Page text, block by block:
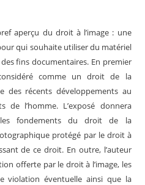
aperçu du droit à l’image : une
qui souhaite utiliser du matériel
fins documentaires. En premier
comme un droit de la
des récents développements au
de l’homme. L’exposé donnera
fondements du droit de la
protégé par le droit à
de ce droit. En outre, l’auteur
offerte par le droit à l’image, les
violation éventuelle ainsi que la